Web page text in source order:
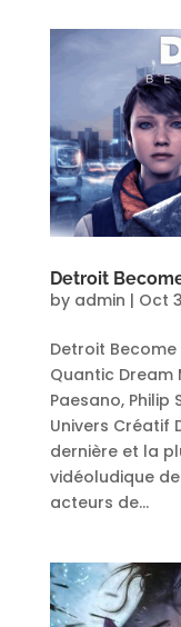
Detroit
by admin | Oct
Detroit
Quantic Dream
Paesano, Philip
Univers Créatif
dernière et la
vidéoludique
acteurs de...